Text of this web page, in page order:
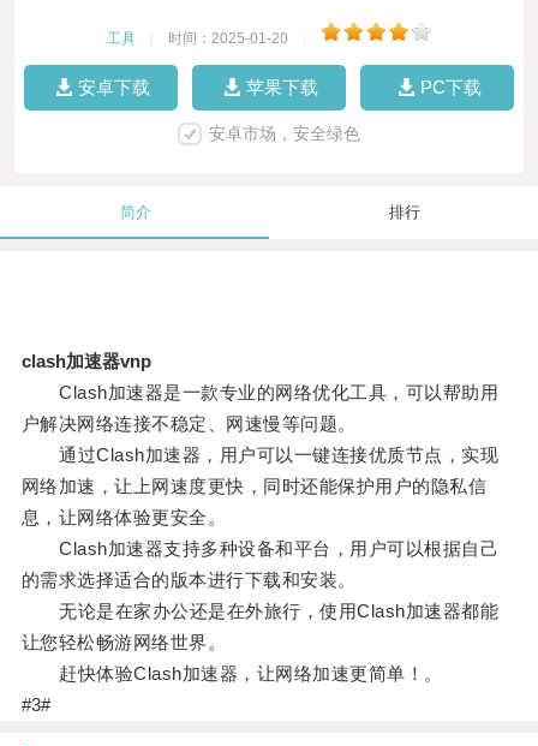
工具 时间：2025-01-20
安卓下载 苹果下载 PC下载
安卓市场，安全绿色
简介 排行
clash加速器vnp
Clash加速器是一款专业的网络优化工具，可以帮助用
户解决网络连接不稳定、网速慢等问题。
通过Clash加速器，用户可以一键连接优质节点，实现
网络加速，让上网速度更快，同时还能保护用户的隐私信
息，让网络体验更安全。
Clash加速器支持多种设备和平台，用户可以根据自己
的需求选择适合的版本进行下载和安装。
无论是在家办公还是在外旅行，使用Clash加速器都能
让您轻松畅游网络世界。
赶快体验Clash加速器，让网络加速更简单！。
#3#